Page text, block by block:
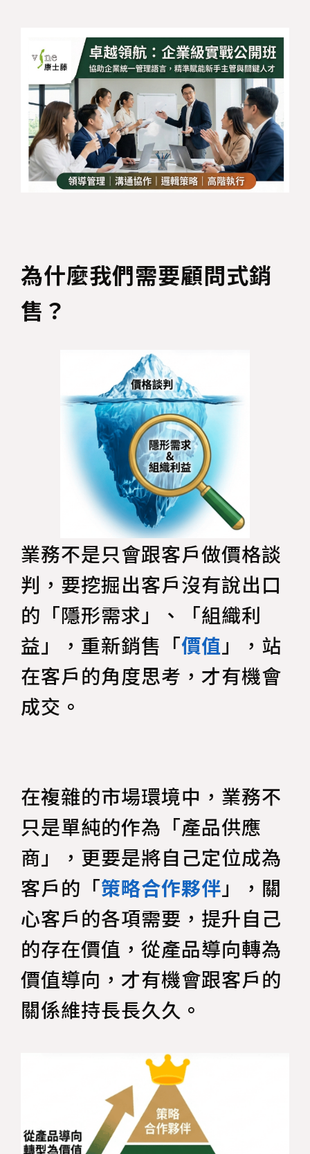
為什麼我們需要顧問式銷
售？
業務不是只會跟客戶做價格談
判，要挖掘出客戶沒有說出口
的「隱形需求」、「組織利
益」，重新銷售「價值 」，站
在客戶的角度思考，才有機會
成交。
在複雜的市場環境中，業務不
只是單純的作為「產品供應
商」，更要是將自己定位成為
客戶的「策略合作夥伴 」，關
心客戶的各項需要，提升自己
的存在價值，從產品導向轉為
價值導向，才有機會跟客戶的
關係維持長長久久。